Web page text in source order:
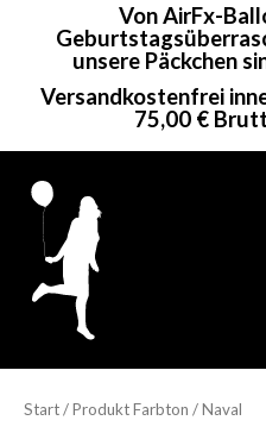
Von AirFx-
unsere Päckchen
Versandkostenfrei
75,00 €
Start/ Produkt Farbton / Naval